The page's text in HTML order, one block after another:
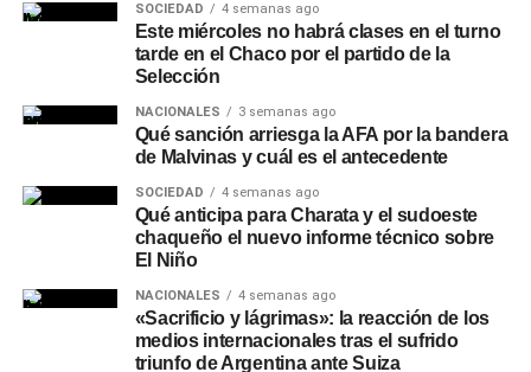
urbanas y notas deSociedaden nuestro
SOCIEDAD 4 semanas ago
Este miércoles no habrá clases en el turno
tarde en el Chaco por el partido de la
Selección
NACIONALES 3 semanas ago
Qué sanción arriesga la AFA por la bandera
de Malvinas y cuál es el antecedente
SOCIEDAD 4 semanas ago
Qué anticipa para Charata y el sudoeste
chaqueño el nuevo informe técnico sobre
El Niño
NACIONALES 4 semanas ago
«Sacrificio y lágrimas»: la reacción de los
medios internacionales tras el sufrido
triunfo de Argentina ante Suiza